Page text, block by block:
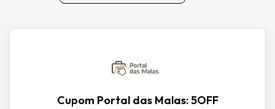
Cupom Portal das Malas: 5OFF